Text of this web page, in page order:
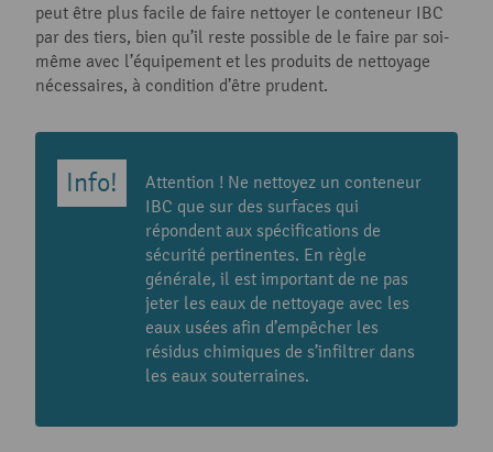
peut être plus facile de faire nettoyer le conteneur IBC
par des tiers, bien qu’il reste possible de le faire par soi-
même avec l’équipement et les produits de nettoyage
nécessaires, à condition d’être prudent.
Attention ! Ne nettoyez un conteneur
IBC que sur des surfaces qui
répondent aux spécifications de
sécurité pertinentes. En règle
générale, il est important de ne pas
jeter les eaux de nettoyage avec les
eaux usées afin d’empêcher les
résidus chimiques de s’infiltrer dans
les eaux souterraines.